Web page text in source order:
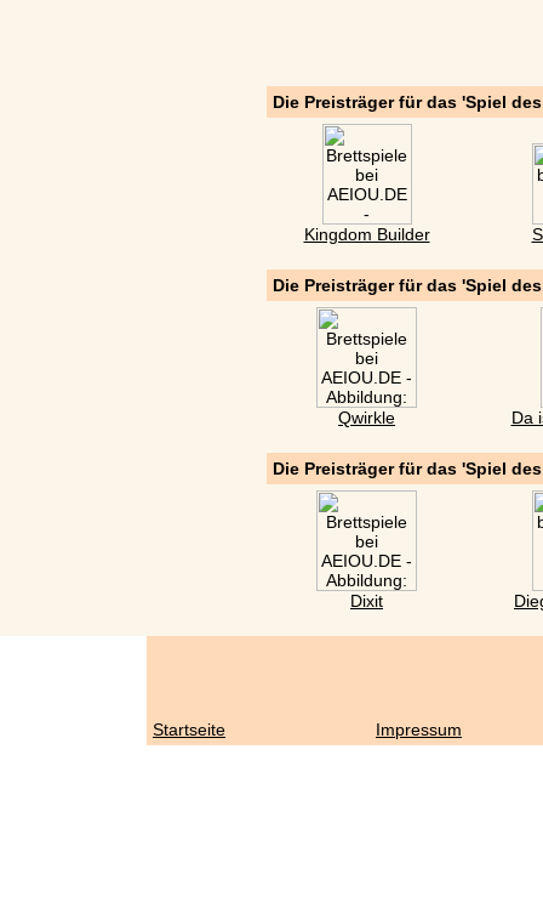
Die Preisträger für das 'Spiel
Kingdom Builder
Die Preisträger für das 'Spiel
Qwirkle Da
Die Preisträger für das 'Spiel
Dixit
Startseite Impressum